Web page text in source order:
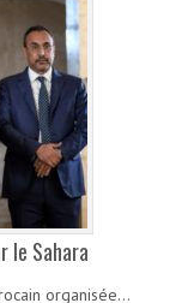
le Sahara
organisée…